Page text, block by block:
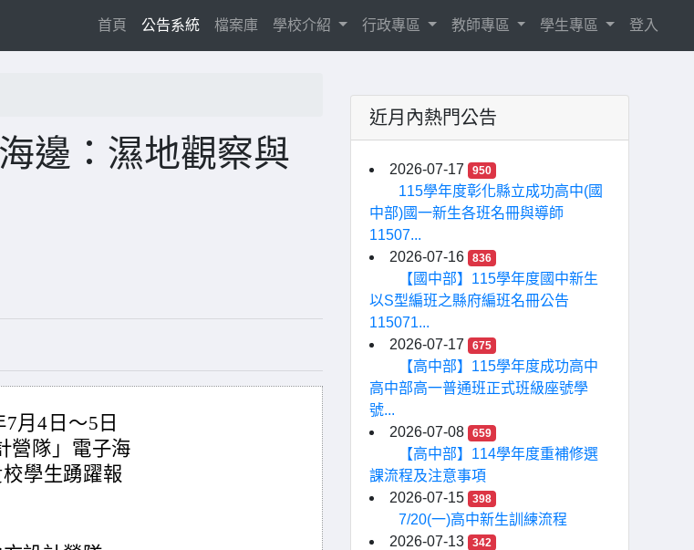
首頁 (current)
公告系統 檔案庫 學校介紹 行政專區 教師專區 學生專區 登入
邊：濕地觀察與
月4日～5日
營隊」電子海
學生踴躍報
近月內熱門公告
2026-07-17 950
115學年度彰化縣立成功高中(國
中部)國一新生各班名冊與導師
11507...
2026-07-16
836
【國中部】115學年度國中新生
以S型編班之縣府編班名冊公告
115071...
2026-07-17
675
【高中部】115學年度成功高中
高中部高一普通班正式班級座號學
號...
2026-07-08
659
【高中部】114學年度重補修選
課流程及注意事項
2026-07-15
398
7/20(一)高中新生訓練流程
2026-07-13
342